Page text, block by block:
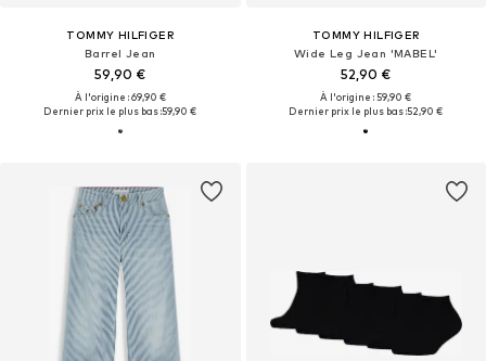
TOMMY HILFIGER
Barrel Jean
59,90 €
À l'origine : 69,90 €
Dernier prix le plus bas :59,90 €
TOMMY HILFIGER
Wide Leg Jean 'MABEL'
52,90 €
À l'origine : 59,90 €
Dernier prix le plus bas :52,90 €